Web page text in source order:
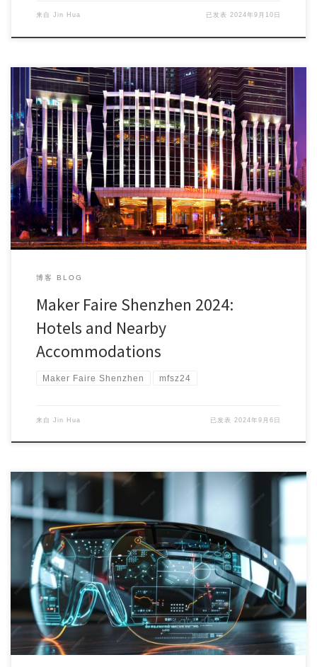
来自 Jin Hua 已发表2024年9月10日
Maker Faire Shenzhen 2024 is fast approaching! As […]
博客 BLOG
Maker Faire Shenzhen 2024:
Hotels and Nearby
Accommodations
Maker Faire Shenzhen mfsz24
来自 Jin Hua 已发表 2024年9月6日
As the capabilities of large models continue to im […]